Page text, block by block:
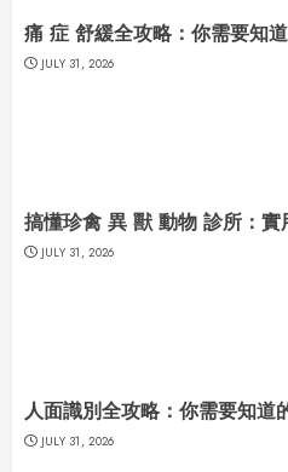
痛 症 舒緩全攻略：你需要知
JULY 31, 2026
搞懂珍禽 異 獸 動物 診所：實
JULY 31, 2026
人面識別全攻略：你需要知道
JULY 31, 2026